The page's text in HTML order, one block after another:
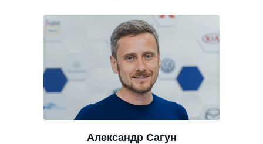
Александр Сагун